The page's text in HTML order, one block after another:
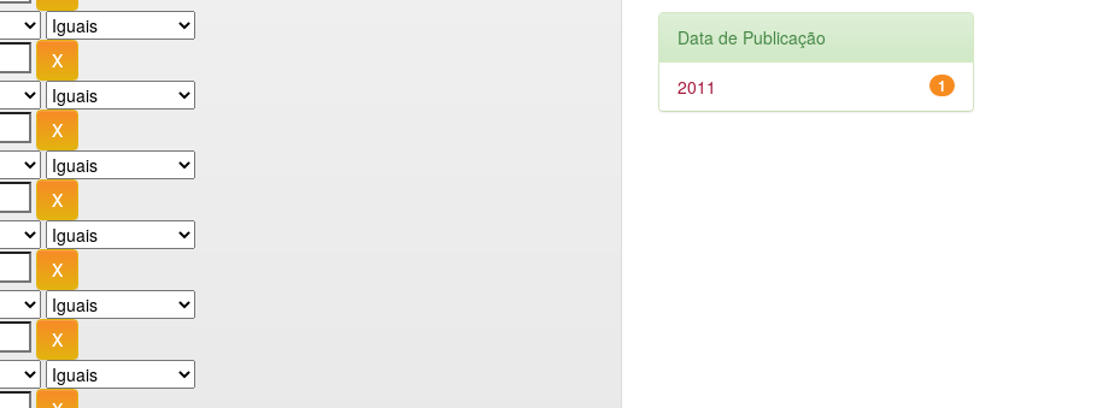
Data de Publicação
1
2011